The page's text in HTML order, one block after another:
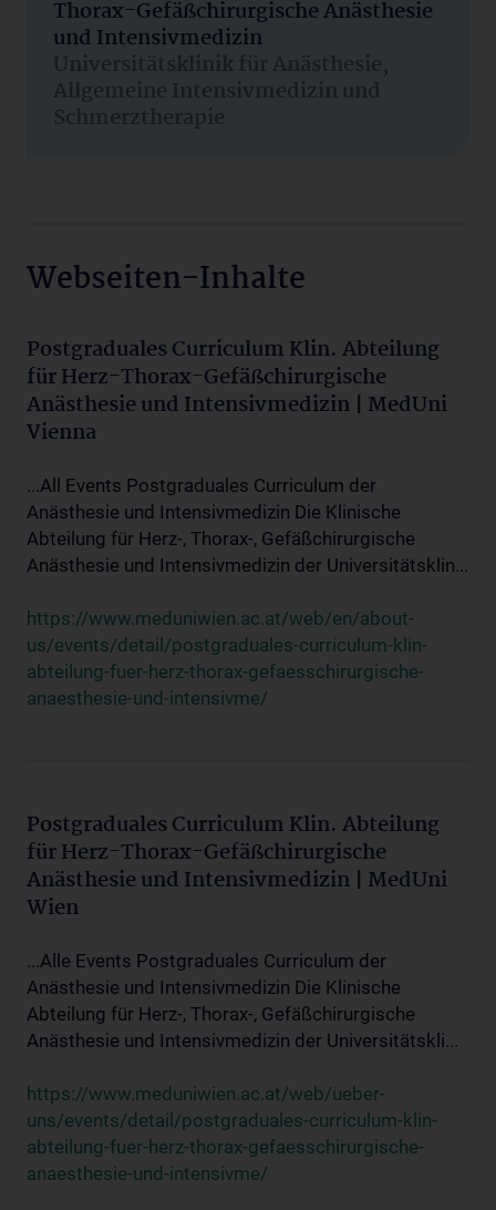
Thorax-Gefäßchirurgische Anästhesie
und Intensivmedizin
Universitätsklinik für Anästhesie,
Allgemeine Intensivmedizin und
Schmerztherapie
Webseiten-Inhalte
Postgraduales Curriculum Klin. Abteilung
für Herz-Thorax-Gefäßchirurgische
Anästhesie und Intensivmedizin | MedUni
Vienna
...All Events Postgraduales Curriculum der
Anästhesie und Intensivmedizin Die Klinische
Abteilung für Herz-, Thorax-, Gefäßchirurgische
Anästhesie und Intensivmedizin der Universitätsklin...
https://www.meduniwien.ac.at/web/en/about-
us/events/detail/postgraduales-curriculum-klin-
abteilung-fuer-herz-thorax-gefaesschirurgische-
anaesthesie-und-intensivme/
Postgraduales Curriculum Klin. Abteilung
für Herz-Thorax-Gefäßchirurgische
Anästhesie und Intensivmedizin | MedUni
Wien
...Alle Events Postgraduales Curriculum der
Anästhesie und Intensivmedizin Die Klinische
Abteilung für Herz-, Thorax-, Gefäßchirurgische
Anästhesie und Intensivmedizin der Universitätskli...
https://www.meduniwien.ac.at/web/ueber-
uns/events/detail/postgraduales-curriculum-klin-
abteilung-fuer-herz-thorax-gefaesschirurgische-
anaesthesie-und-intensivme/